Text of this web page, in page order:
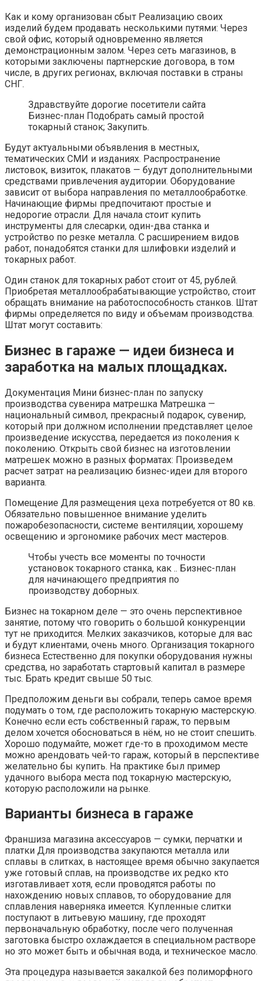
Как и кому организован сбыт Реализацию своих
изделий будем продавать несколькими путями: Через
свой офис, который одновременно является
демонстрационным залом. Через сеть магазинов, в
которыми заключены партнерские договора, в том
числе, в других регионах, включая поставки в страны
СНГ.
Здравствуйте дорогие посетители сайта
Бизнес-план Подобрать самый простой
токарный станок; Закупить.
Будут актуальными объявления в местных,
тематических СМИ и изданиях. Распространение
листовок, визиток, плакатов — будут дополнительными
средствами привлечения аудитории. Оборудование
зависит от выбора направления по металлообработке.
Начинающие фирмы предпочитают простые и
недорогие отрасли. Для начала стоит купить
инструменты для слесарки, один-два станка и
устройство по резке металла. С расширением видов
работ, понадобятся станки для шлифовки изделий и
токарных работ.
Один станок для токарных работ стоит от 45, рублей.
Приобретая металлообрабатывающие устройство, стоит
обращать внимание на работоспособность станков. Штат
фирмы определяется по виду и объемам производства.
Штат могут составить:
Бизнес в гараже — идеи бизнеса и
заработка на малых площадках.
Документация Мини бизнес-план по запуску
производства сувенира матрешка Матрешка —
национальный символ, прекрасный подарок, сувенир,
который при должном исполнении представляет целое
произведение искусства, передается из поколения к
поколению. Открыть свой бизнес на изготовлении
матрешек можно в разных форматах: Произведем
расчет затрат на реализацию бизнес-идеи для второго
варианта.
Помещение Для размещения цеха потребуется от 80 кв.
Обязательно повышенное внимание уделить
пожаробезопасности, системе вентиляции, хорошему
освещению и эргономике рабочих мест мастеров.
Чтобы учесть все моменты по точности
установок токарного станка, как .. Бизнес-план
для начинающего предприятия по
производству доборных.
Бизнес на токарном деле — это очень перспективное
занятие, потому что говорить о большой конкуренции
тут не приходится. Мелких заказчиков, которые для вас
и будут клиентами, очень много. Организация токарного
бизнеса Естественно для покупки оборудования нужны
средства, но заработать стартовый капитал в размере
тыс. Брать кредит свыше 50 тыс.
Предположим деньги вы собрали, теперь самое время
подумать о том, где расположить токарную мастерскую.
Конечно если есть собственный гараж, то первым
делом хочется обосноваться в нём, но не стоит спешить.
Хорошо подумайте, может где-то в проходимом месте
можно арендовать чей-то гараж, который в перспективе
желательно бы купить. На практике был пример
удачного выбора места под токарную мастерскую,
которую расположили на рынке.
Варианты бизнеса в гараже
Франшиза магазина аксессуаров — сумки, перчатки и
платки Для производства закупаются металла или
сплавы в слитках, в настоящее время обычно закупается
уже готовый сплав, на производстве их редко кто
изготавливает хотя, если проводятся работы по
нахождению новых сплавов, то оборудование для
сплавления наверняка имеется. Купленные слитки
поступают в литьевую машину, где проходят
первоначальную обработку, после чего полученная
заготовка быстро охлаждается в специальном растворе
но это может быть и обычная вода, и техническое масло.
Эта процедура называется закалкой без полиморфного